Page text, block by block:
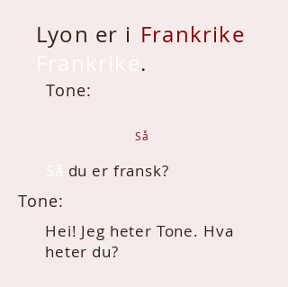
Lyon er i
.
Frankrike
Tone:
Så
du er fransk?
Tone:
Hei! Jeg heter Tone. Hva
heter du?